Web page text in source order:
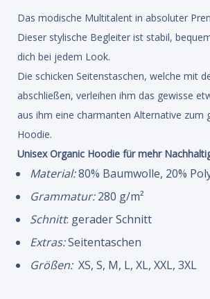
Das modische Multitalent in absoluter
Dieser stylische Begleiter ist stabil,
dich bei jedem Look.
Die schicken Seitenstaschen, welche mit
abschließen, verleihen ihm das gewisse
aus ihm eine charmanten Alternative zum
Hoodie.
Unisex Organic Hoodie für mehr
Material:80% Baumwolle, 20%
Grammatur:280 g/m²
Schnitt: gerader Schnitt
Extras:Seitentaschen
Größen:XS, S, M, L, XL, XXL, 3XL